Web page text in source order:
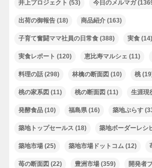
井上プロジェクト (53) 今日のメルマガ
出荷の御報告(18) 商品紹介(163)
子育て奮闘ママ社員の日常食(388) 実食(14)
実食レポート (120) 恵比寿マルシェ (11)
料理の話(298) 林檎の断面図 (10) 桃
桃の家系図 (11) 桃の断面図 (11) 生涯現
発酵食品(10) 福島県(16) 築地ぷらす
築地トップセールス (18) 築地ボーダーレシ
築地市場(25) 築地市場ドットコム (12)
苺の断面図 (22) 豊洲市場(359) 開発者